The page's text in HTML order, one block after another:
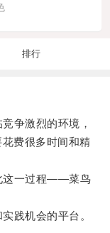
排行
争激烈的环境，
费很多时间和精
这一过程——菜鸟
践机会的平台。